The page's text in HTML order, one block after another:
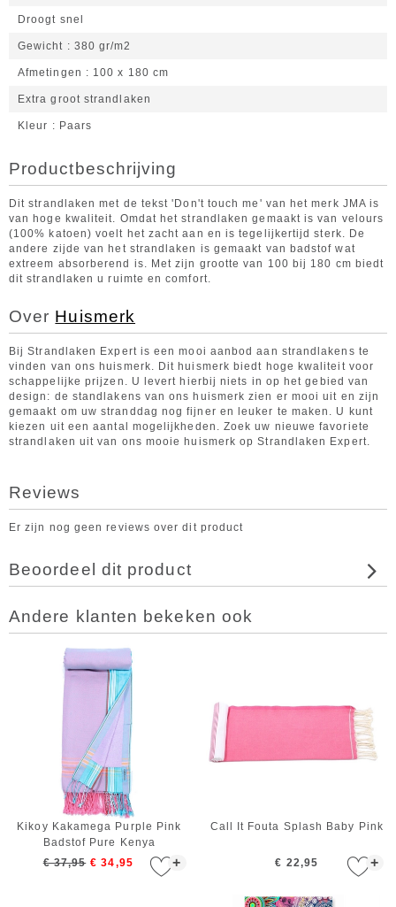
Droogt snel
Gewicht 380 gr/m2
Afmetingen 100 x 180 cm
Extra groot strandlaken
Kleur Paars
Productbeschrijving
Dit strandlaken met de tekst 'Don't touch me' van het merk JMA is
van hoge kwaliteit. Omdat het strandlaken gemaakt is van velours
(100% katoen) voelt het zacht aan en is tegelijkertijd sterk. De
andere zijde van het strandlaken is gemaakt van badstof wat
extreem absorberend is. Met zijn grootte van 100 bij 180 cm biedt
dit strandlaken u ruimte en comfort.
Over Huismerk
Bij Strandlaken Expert is een mooi aanbod aan strandlakens te
vinden van ons huismerk. Dit huismerk biedt hoge kwaliteit voor
schappelijke prijzen. U levert hierbij niets in op het gebied van
design: de standlakens van ons huismerk zien er mooi uit en zijn
gemaakt om uw stranddag nog fijner en leuker te maken. U kunt
kiezen uit een aantal mogelijkheden. Zoek uw nieuwe favoriete
strandlaken uit van ons mooie huismerk op Strandlaken Expert.
Reviews
Er zijn nog geen reviews over dit product
Beoordeel dit product
Andere klanten bekeken ook
+
Kikoy Kakamega Purple Pink
Badstof Pure Kenya
€ 37,95 € 34,95 +
Call It Fouta Splash Baby Pink
€ 22,95